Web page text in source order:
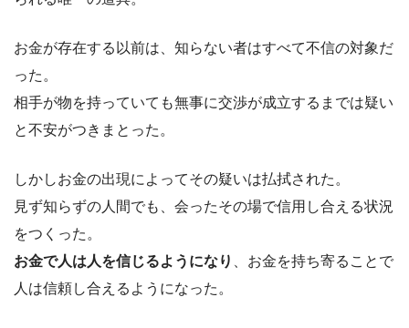
お金が存在する以前は、知らない者はすべて不信の対象だ
った。
相手が物を持っていても無事に交渉が成立するまでは疑い
と不安がつきまとった。
しかしお金の出現によってその疑いは払拭された。
見ず知らずの人間でも、会ったその場で信用し合える状況
をつくった。
お金で人は人を信じるようになり
、お金を持ち寄ることで
人は信頼し合えるようになった。